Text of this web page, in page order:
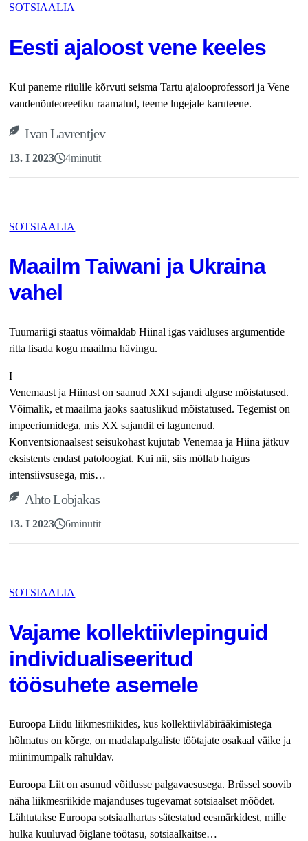
SOTSIAALIA
Eesti ajaloost vene keeles
Kui paneme riiulile kõrvuti seisma Tartu ajalooprofessori ja Vene
vandenõuteoreetiku raamatud, teeme lugejale karuteene.
Ivan Lavrentjev
13. I 2023 4minutit
SOTSIAALIA
Maailm Taiwani ja Ukraina
vahel
Tuumariigi staatus võimaldab Hiinal igas vaidluses argumentide
ritta lisada kogu maailma hävingu.
I
Venemaast ja Hiinast on saanud XXI sajandi alguse mõistatused.
Võimalik, et maailma jaoks saatuslikud mõistatused. Tegemist on
impeeriumidega, mis XX sajandil ei lagunenud.
Konventsionaalsest seisukohast kujutab Venemaa ja Hiina jätkuv
eksistents endast patoloogiat. Kui nii, siis möllab haigus
intensiivsusega, mis…
Ahto Lobjakas
13. I 2023 6minutit
SOTSIAALIA
Vajame kollektiivlepinguid
individualiseeritud
töösuhete asemele
Euroopa Liidu liikmesriikides, kus kollektiivläbirääkimistega
hõlmatus on kõrge, on madalapalgaliste töötajate osakaal väike ja
miinimumpalk rahuldav.
Euroopa Liit on asunud võitlusse palga­vaesusega. Brüssel soovib
näha liikmes­riikide majanduses tugevamat sotsiaalset mõõdet.
Lähtutakse Euroopa sotsiaalhartas sätestatud eesmärkidest, mille
hulka kuuluvad õiglane töötasu, sotsiaalkaitse…